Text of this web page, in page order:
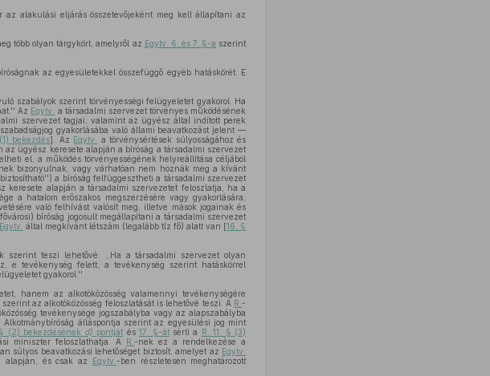
az alakulási eljárás összetevőjeként meg kell állapítani az
több olyan tárgykört, amelyről az Egytv. 6. és 7. §-a szerint
az egyesületekkel összefüggő egyéb hatáskörét. E
szabályok szerint törvényességi felügyeletet gyakorol. Ha
Az Egytv.
a társadalmi szervezet törvényes működésének
szervezet tagjai, valamint az ügyész által indított perek
gyakorlásába való állami beavatkozást jelent —
bekezdés]. Az Egytv.
a törvénysértések súlyosságához és
az ügyész keresete alapján a bíróság a társadalmi szervezet
el, a működés törvényességének helyreállítása céljából
bizonyulnak, vagy várhatóan nem hoznák meg a kívánt
a bíróság felfüggesztheti a társadalmi szervezet
keresete alapján a társadalmi szervezetet feloszlatja, ha a
a hatalom erőszakos megszerzésére vagy gyakorlására,
való felhívást valósít meg, illetve mások jogainak és
bíróság jogosult megállapítani a társadalmi szervezet
Egytv. által megkívánt létszám (legalább tíz fő) alatt van [16. §
szerint teszi lehetővé: ,,Ha a társadalmi szervezet olyan
e tevékenység felett, a tevékenység szerint hatáskörrel
gyakorol.''
hanem az alkotóközösség valamennyi tevékenységére
az alkotóközösség feloszlatását is lehetővé teszi. A R.-
tevékenysége jogszabályba vagy az alapszabályba
álláspontja szerint az egyesülési jog mint
(2) bekezdésének d) pontját és17. §-átsérti a R. 11. § (3)
miniszter feloszlathatja. A R.-nek ez a rendelkezése a
súlyos beavatkozási lehetőséget biztosít, amelyet az Egytv.
alapján, és csak az Egytv. -ben részletesen meghatározott